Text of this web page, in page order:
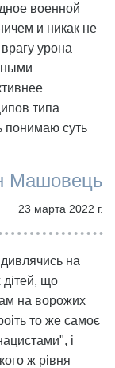
военной
и никак не
урона
типа
понимаю суть
Машовець
23 марта 2022 г.
дивлячись на
що
на ворожих
то же самоє
і
ж рівня